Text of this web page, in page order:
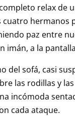
relax de
hermanos
paz entre
imán, a la
del sofá, casi
las rodillas y
incómoda
cada ataque.